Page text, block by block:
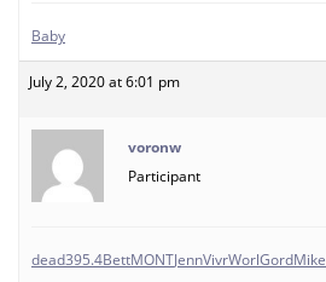
Baby
July 2, 2020 at 6:01 pm
voronw
Participant
dead395.4BettMONTJennVivrWorlGordMike